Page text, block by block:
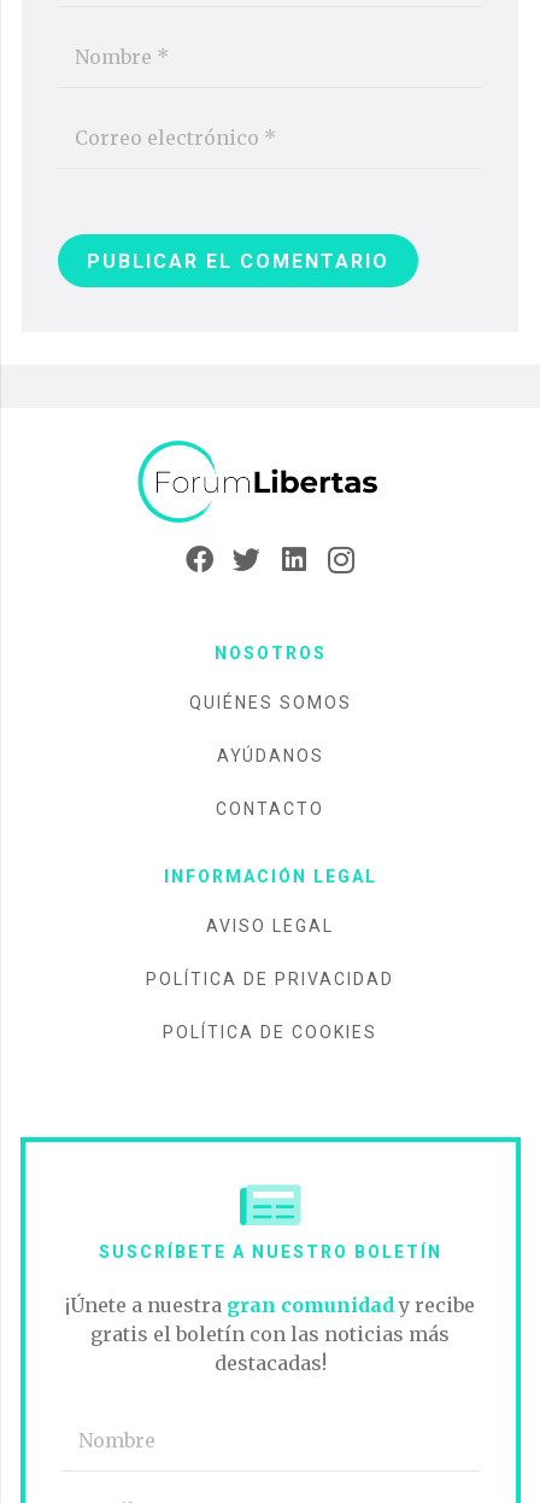
PUBLICAR EL COMENTARIO
NOSOTROS
QUIÉNES SOMOS
AYÚDANOS
CONTACTO
INFORMACIÓN LEGAL
AVISO LEGAL
POLÍTICA DE PRIVACIDAD
POLÍTICA DE COOKIES
SUSCRÍBETE A NUESTRO BOLETÍN
¡Únete a nuestra gran comunidad y recibe
gratis el boletín con las noticias más
destacadas!